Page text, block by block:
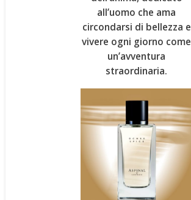
all’uomo che ama
circondarsi di bellezza e
vivere ogni giorno come
un’avventura
straordinaria.